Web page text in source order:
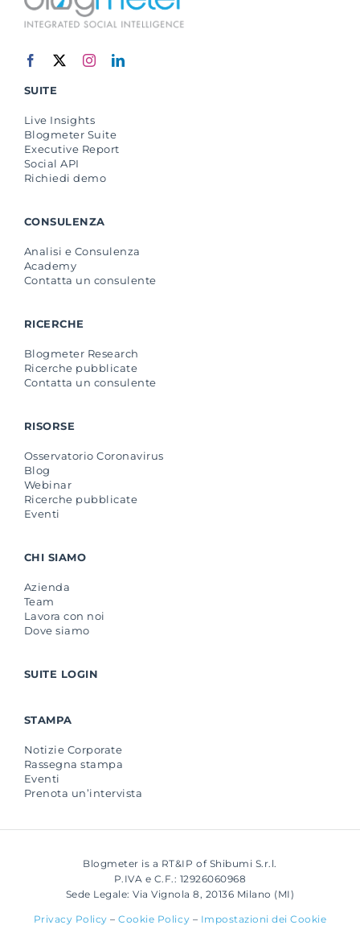
SUITE
Live Insights
Blogmeter Suite
Executive Report
Social API
Richiedi demo
CONSULENZA
Analisi e Consulenza
Academy
Contatta un consulente
RICERCHE
Blogmeter Research
Ricerche pubblicate
Contatta un consulente
RISORSE
Osservatorio Coronavirus
Blog
Webinar
Ricerche pubblicate
Eventi
CHI SIAMO
Azienda
Team
Lavora con noi
Dove siamo
SUITE LOGIN
STAMPA
Notizie Corporate
Rassegna stampa
Eventi
Prenota un’intervista
Blogmeter is a RT&IP of Shibumi S.r.l.
P.IVA e C.F.: 12926060968
Sede Legale: Via Vignola 8, 20136 Milano (MI)
Privacy Policy –Cookie Policy – Impostazioni dei Cookie